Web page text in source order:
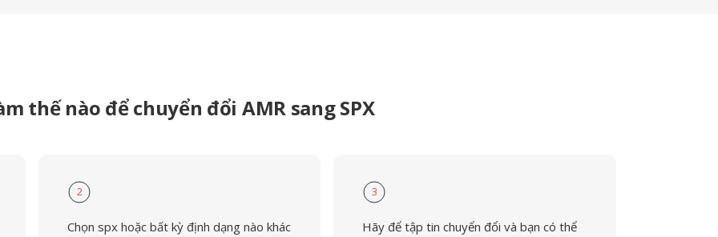
thế nào để chuyển đổi AMR sang SPX
2
Chọn spx hoặc bất kỳ định dạng nào khác
3
Hãy để tập tin chuyển đổi và bạn có thể